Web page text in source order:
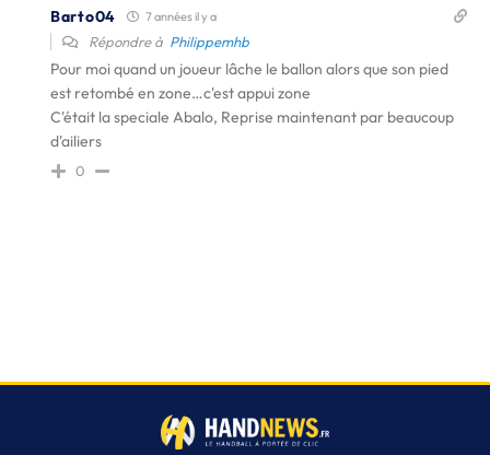
Barto04 7 années il y a
Répondre à Philippemhb
Pour moi quand un joueur lâche le ballon alors que son pied
est retombé en zone…c'est appui zone
C'était la speciale Abalo, Reprise maintenant par beaucoup
d'ailiers
0